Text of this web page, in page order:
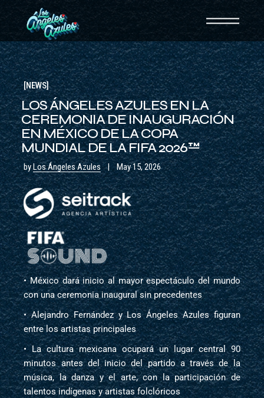
NEWS
LOS ÁNGELES AZULES EN LA
CEREMONIA DE INAUGURACIÓN
EN MÉXICO DE LA COPA
MUNDIAL DE LA FIFA 2026™
byLos Ángeles Azules May 15, 2026
• México dará inicio al mayor espectáculo del mundo
con una ceremonia inaugural sin precedentes
• Alejandro Fernández y Los Ángeles Azules figuran
entre los artistas principales
• La cultura mexicana ocupará un lugar central 90
minutos antes del inicio del partido a través de la
música, la danza y el arte, con la participación de
talentos indígenas y artistas folclóricos